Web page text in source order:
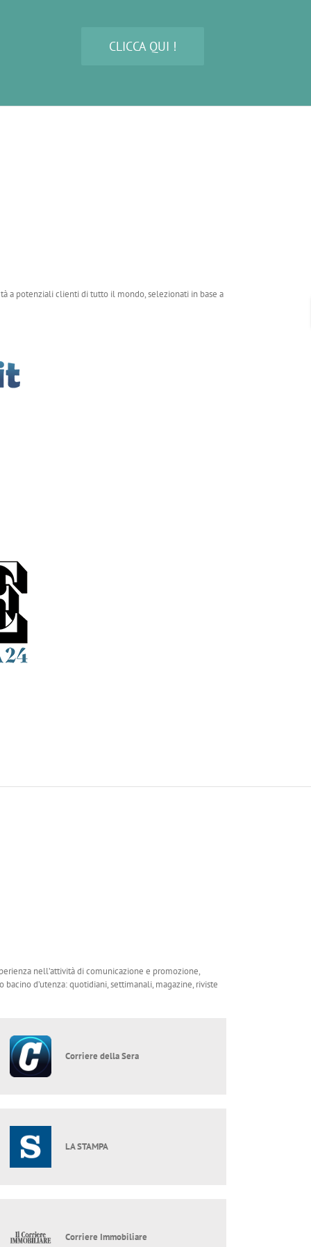
CLICCA QUI !
a potenziali clienti di tutto il mondo, selezionati in base a
nell’attività di comunicazione e promozione,
d’utenza: quotidiani, settimanali, magazine, riviste
Corriere della Sera
LA STAMPA
Corriere Immobiliare